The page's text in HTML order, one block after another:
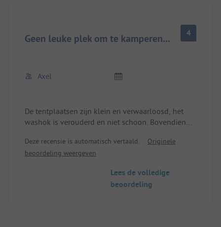
Geen leuke plek om te kamperen... 4
Axel
De tentplaatsen zijn klein en verwaarloosd, het
washok is verouderd en niet schoon. Bovendien
vreemden die er niet overnachten. De camping ligt
direct aan een lawaaiige weg in het
vrachtwagens voorbij rijden.
Pluspunt: De verbinding met het centrum is erg
Deze recensie is automatisch vertaald.
Originele
beoordeling weergeven
Lees de volledige
beoordeling